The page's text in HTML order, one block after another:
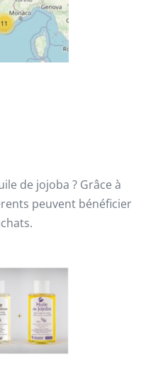
de jojoba ? Grâce à
peuvent bénéficier